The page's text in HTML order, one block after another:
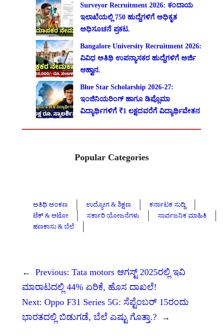
Surveyor Recruitment 2026: ಕಂದಾಯ
ಇಲಾಖೆಯಲ್ಲಿ 750 ಹುದ್ದೆಗಳಿಗೆ ಅಧಿಕೃತ
ಅಧಿಸೂಚನೆ ಪ್ರಕಟ.
Bangalore University Recruitment 2026:
ವಿವಿಧ ಅತಿಥಿ ಉಪನ್ಯಾಸಕರ ಹುದ್ದೆಗಳಿಗೆ ಅರ್ಜಿ
ಆಹ್ವಾನ.
Blue Star Scholarship 2026-27:
ಇಂಜಿನಿಯರಿಂಗ್ ಹಾಗೂ ಡಿಪ್ಲೊಮಾ
ವಿದ್ಯಾರ್ಥಿಗಳಿಗೆ ₹1 ಲಕ್ಷದವರೆಗೆ ವಿದ್ಯಾರ್ಥಿವೇತನ
Popular Categories
ಅತಿಥಿ ಅಂಕಣ ಉದ್ಯೋಗ & ಶಿಕ್ಷಣ
ಕರ್ನಾಟಕ ಸುದ್ದಿ
ಟೆಕ್ & ಆಟೋ
ಸರ್ಕಾರಿ ಯೋಜನೆಗಳು
ಸಾರ್ವಜನಿಕ ಮಾಹಿತಿ
ಹಣಕಾಸು & ಬೆಲೆ
← Previous: Tata motors ಆಗಸ್ಟ್ 2025ರಲ್ಲಿ ಇವಿ
ಮಾರಾಟದಲ್ಲಿ 44% ಏರಿಕೆ, ಹೊಸ ದಾಖಲೆ!
Next: Oppo F31 Series 5G: ಸೆಪ್ಟೆಂಬರ್ 15ರಂದು
ಭಾರತದಲ್ಲಿ ಬಿಡುಗಡೆ, ಬೆಲೆ ಎಷ್ಟು ಗೊತ್ತಾ.? →